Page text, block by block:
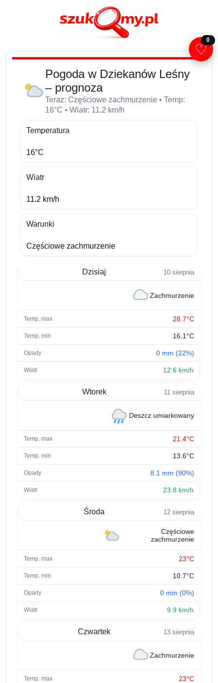
Pogoda w Dziekanów Leśny
– prognoza
Teraz: Częściowe zachmurzenie • Temp:
16°C • Wiatr: 11.2 km/h
Temperatura
16°C
Wiatr
11.2 km/h
Warunki
Częściowe zachmurzenie
Dzisiaj 10 sierpnia
Zachmurzenie
28.7°C
16.1°C
0 mm (22%)
12.6 km/h
Wtorek 11 sierpnia
Deszcz umiarkowany
21.4°C
13.6°C
8.1 mm (90%)
23.8 km/h
Środa 12 sierpnia
Częściowe
zachmurzenie
23°C
10.7°C
0 mm (0%)
9.9 km/h
Czwartek 13 sierpnia
Zachmurzenie
23°C
♡
0